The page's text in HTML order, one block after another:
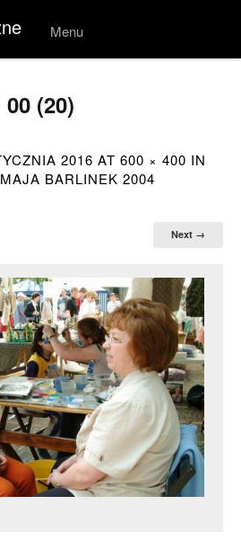
Menu
Skip to
00 (20)
2016 AT 600 × 400 IN
BARLINEK 2004
Next →